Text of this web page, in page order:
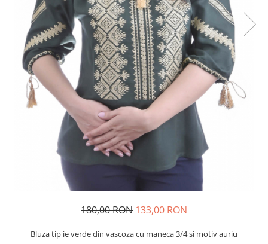
180,00 RON 133,00 RON
Bluza tip ie verde din vascoza cu maneca 3/4 si motiv auriu